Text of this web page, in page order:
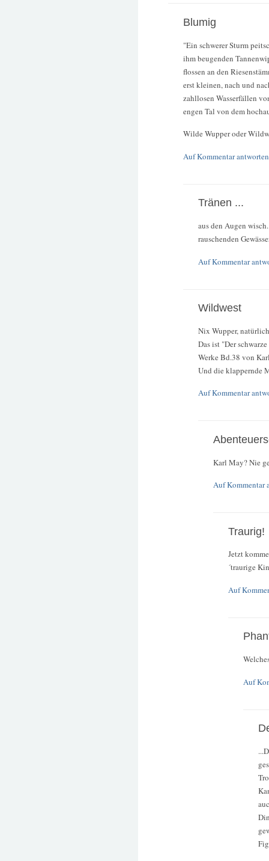
Blumig
"Ein schwerer Sturm
ihm beugenden
flossen an den
erst kleinen, nach und
zahllosen Wasserfällen
engen Tal von dem
Wilde Wupper oder
Auf Kommentar antworten
Tränen ...
aus den Augen
rauschenden
Auf Kommentar
Wildwest
Nix Wupper,
Das ist "Der
Werke Bd.38 von
Und die klappernde
Auf Kommentar
Karl May? Nie
Auf Kommentar
Traurig!
Jetzt
´traurige
Auf
Auf